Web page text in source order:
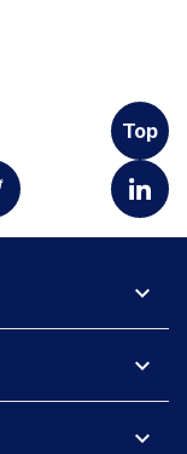
Top
expand_more
expand_more
expand_more